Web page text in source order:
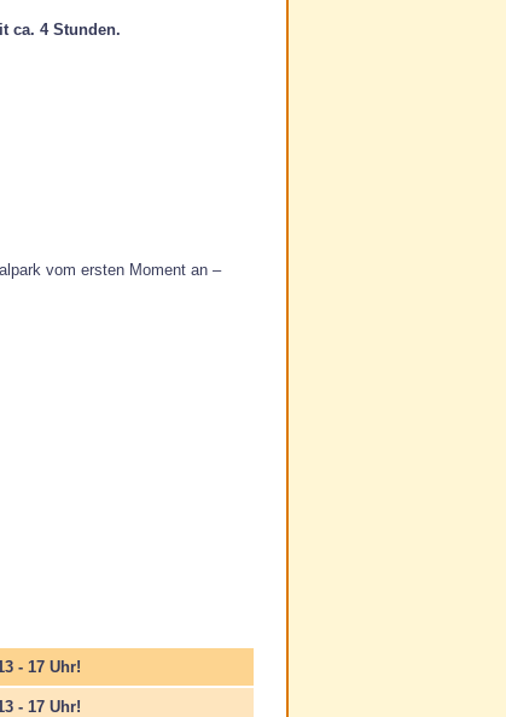
ca. 4 Stunden.
vom ersten Moment an –
- 17 Uhr!
- 17 Uhr!